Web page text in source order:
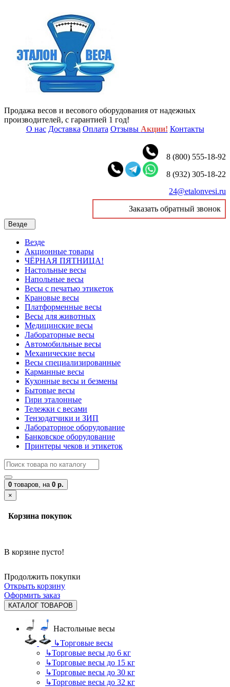
Продажа весов и весового оборудования от надежных
производителей, с гарантией 1 год!
О нас Доставка Оплата Отзывы Акции! Контакты
8 (800) 555-18-92
8 (932) 305-18-22
24@etalonvesi.ru
Заказать обратный звонок
Везде
Везде
Акционные товары
ЧЁРНАЯ ПЯТНИЦА!
Настольные весы
Напольные весы
Весы с печатью этикеток
Крановые весы
Платформенные весы
Весы для животных
Медицинские весы
Лабораторные весы
Автомобильные весы
Механические весы
Весы специализированные
Карманные весы
Кухонные весы и безмены
Бытовые весы
Гири эталонные
Тележки с весами
Тензодатчики и ЗИП
Лабораторное оборудование
Банковское оборудование
Принтеры чеков и этикеток
0 товаров, на 0 р.
×
Корзина покупок
В корзине пусто!
Продолжить покупки
Открыть корзину
Оформить заказ
КАТАЛОГ ТОВАРОВ
Настольные весы
↳Торговые весы
↳Торговые весы до 6 кг
↳Торговые весы до 15 кг
↳Торговые весы до 30 кг
↳Торговые весы до 32 кг